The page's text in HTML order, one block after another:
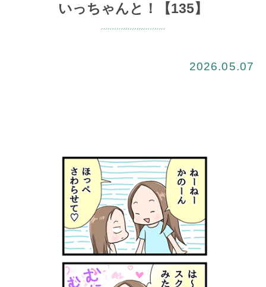
いっちゃんと！【135】
2026.05.07